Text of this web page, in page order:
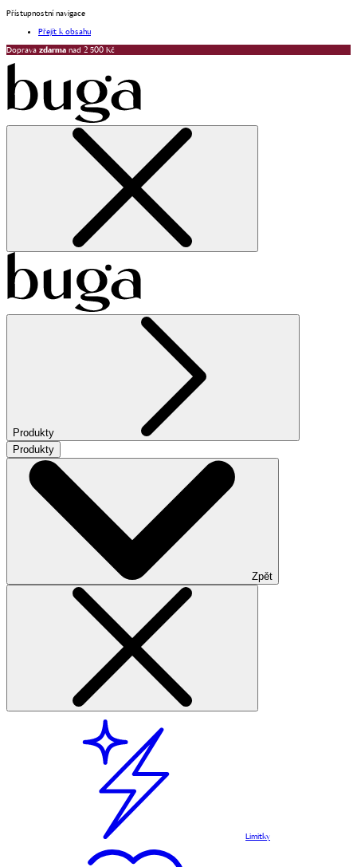
Přístupnostní navigace
Přejít k obsahu
Doprava zdarma nad 2 500 Kč
Produkty
Produkty
Zpět
Limitky